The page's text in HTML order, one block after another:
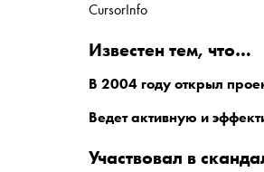
CursorInfo
известен тем, что…
В 2004 году открыл
Ведет активную и
участвовал в